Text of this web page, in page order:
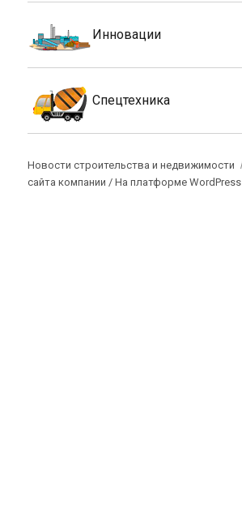
Инновации
Спецтехника
Новости строительства и недвижимости
сайта компании /На платформе WordPress